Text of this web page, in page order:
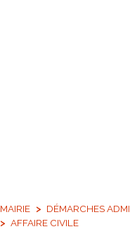
MAIRIE DÉMARCHES
AFFAIRE CIVILE